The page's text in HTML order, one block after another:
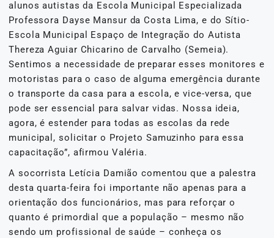
alunos autistas da Escola Municipal Especializada
Professora Dayse Mansur da Costa Lima, e do Sítio-
Escola Municipal Espaço de Integração do Autista
Thereza Aguiar Chicarino de Carvalho (Semeia).
Sentimos a necessidade de preparar esses monitores e
motoristas para o caso de alguma emergência durante
o transporte da casa para a escola, e vice-versa, que
pode ser essencial para salvar vidas. Nossa ideia,
agora, é estender para todas as escolas da rede
municipal, solicitar o Projeto Samuzinho para essa
capacitação”, afirmou Valéria.
A socorrista Letícia Damião comentou que a palestra
desta quarta-feira foi importante não apenas para a
orientação dos funcionários, mas para reforçar o
quanto é primordial que a população – mesmo não
sendo um profissional de saúde – conheça os